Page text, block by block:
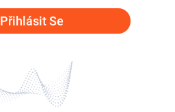
Přihlásit Se